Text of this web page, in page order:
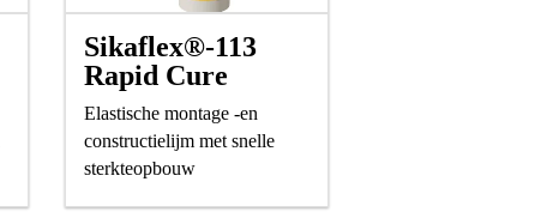
Sikaflex®-113
Rapid Cure
Elastische montage -en
constructielijm met snelle
sterkteopbouw